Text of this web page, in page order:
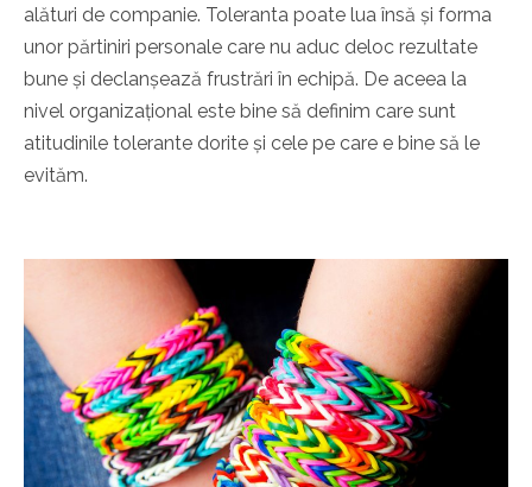
alături de companie. Toleranta poate lua însă și forma
unor părtiniri personale care nu aduc deloc rezultate
bune și declanșează frustrări în echipă. De aceea la
nivel organizațional este bine să definim care sunt
atitudinile tolerante dorite și cele pe care e bine să le
evităm.